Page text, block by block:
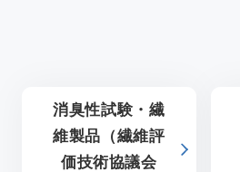
アクセス
消臭性試験・繊
維製品（繊維評
価技術協議会